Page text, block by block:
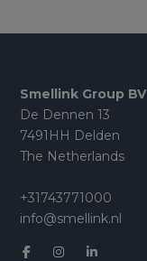
Smellink Group BV
De Dennen 13
7491HH Delden
The Netherlands
+31743771000
info@smellink.nl